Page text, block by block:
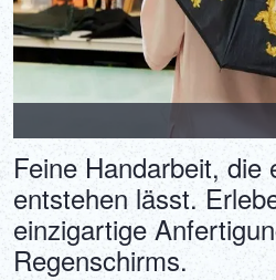
Feine Handarbeit, die
entstehen lässt.
einzigartige
Regenschirms.